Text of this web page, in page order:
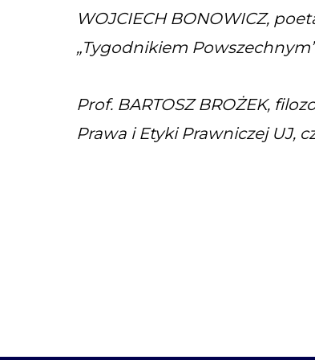
WOJCIECH BONOWICZ,
„Tygodnikiem
Prof. BARTOSZ BROŻEK,
Prawa i Etyki Prawniczej UJ,